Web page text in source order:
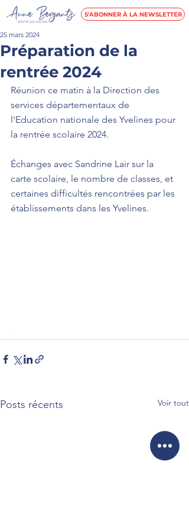
S'ABONNER À LA NEWSLETTER
Préparation de la
rentrée 2024
25 mars 2024
Réunion ce matin à la Direction des
services départementaux de
l'Education nationale des Yvelines pour
la rentrée scolaire 2024.
Échanges avec Sandrine Lair sur la
carte scolaire, le nombre de classes, et
certaines difficultés rencontrées par les
établissements dans les Yvelines.
Posts récents Voir tout